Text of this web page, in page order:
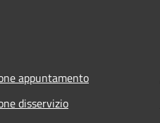
appuntamento
disservizio